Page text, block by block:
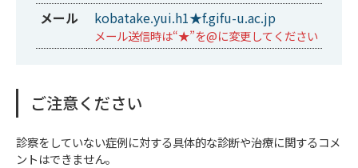
メール
kobatake.yui.h1★f.gifu-u.ac.jp
メール送信時は“★”を@に変更してください
ご注意ください
診察をしていない症例に対する具体的な診断や治療に関するコメ
ントはできません。